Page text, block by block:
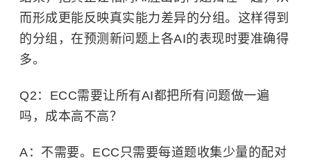
而形成更能反映真实能力差异的分组。这样得到
的分组，在预测新问题上各AI的表现时要准确得
多。
Q2：ECC需要让所有AI都把所有问题做一遍
吗，成本高不高？
A：不需要。ECC只需要每道题收集少量的配对